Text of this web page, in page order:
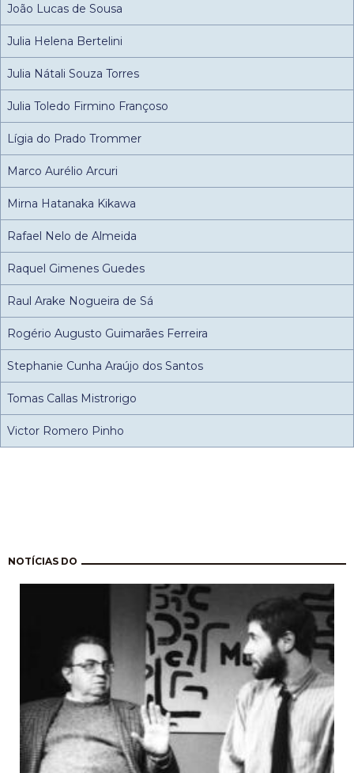
João Lucas de Sousa
Julia Helena Bertelini
Julia Nátali Souza Torres
Julia Toledo Firmino Françoso
Lígia do Prado Trommer
Marco Aurélio Arcuri
Mirna Hatanaka Kikawa
Rafael Nelo de Almeida
Raquel Gimenes Guedes
Raul Arake Nogueira de Sá
Rogério Augusto Guimarães Ferreira
Stephanie Cunha Araújo dos Santos
Tomas Callas Mistrorigo
Victor Romero Pinho
NOTÍCIAS DO
Paginação